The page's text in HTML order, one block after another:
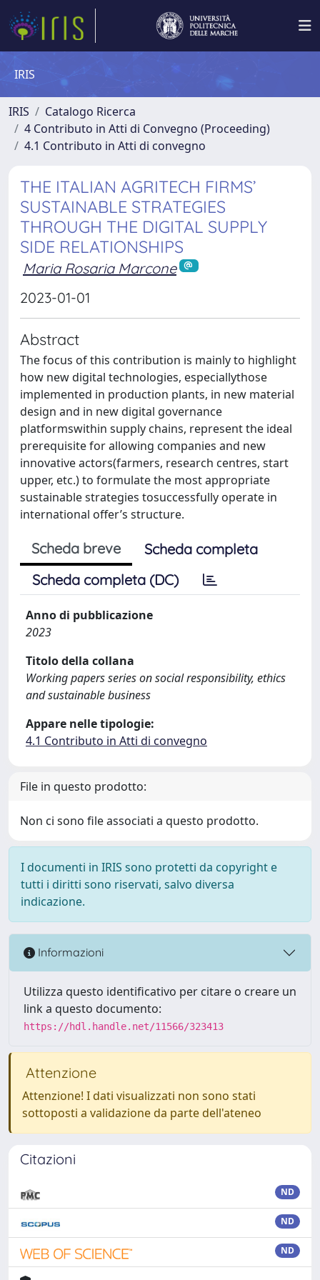
IRIS
IRIS
Catalogo Ricerca
4 Contributo in Atti di Convegno (Proceeding)
4.1 Contributo in Atti di convegno
THE ITALIAN AGRITECH FIRMS’
SUSTAINABLE STRATEGIES
THROUGH THE DIGITAL SUPPLY
SIDE RELATIONSHIPS
Maria Rosaria Marcone
2023-01-01
Abstract
The focus of this contribution is mainly to highlight
how new digital technologies, especiallythose
implemented in production plants, in new material
design and in new digital governance
platformswithin supply chains, represent the ideal
prerequisite for allowing companies and new
innovative actors(farmers, research centres, start
upper, etc.) to formulate the most appropriate
sustainable strategies tosuccessfully operate in
international offer’s structure.
Scheda breve
Scheda completa
Scheda completa (DC)
Anno di pubblicazione
2023
Titolo della collana
Working papers series on social responsibility, ethics
and sustainable business
Appare nelle tipologie:
4.1 Contributo in Atti di convegno
File in questo prodotto:
Non ci sono file associati a questo prodotto.
I documenti in IRIS sono protetti da copyright e
tutti i diritti sono riservati, salvo diversa
indicazione.
Informazioni
Utilizza questo identificativo per citare o creare un
link a questo documento:
https://hdl.handle.net/11566/323413
Attenzione
Attenzione! I dati visualizzati non sono stati
sottoposti a validazione da parte dell'ateneo
Citazioni
ND
ND
ND